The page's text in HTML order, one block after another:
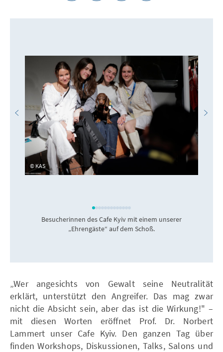
KAS
Besucherinnen des Cafe Kyiv mit einem unserer
„Ehrengäste“ auf dem Schoß.
„Wer angesichts von Gewalt seine Neutralität
erklärt, unterstützt den Angreifer. Das mag zwar
nicht die Absicht sein, aber das ist die Wirkung!" –
mit diesen Worten eröffnet Prof. Dr. Norbert
Lammert unser Cafe Kyiv. Den ganzen Tag über
finden Workshops, Diskussionen, Talks, Salons und